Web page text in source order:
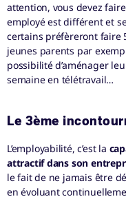
attention, vous devez
employé est différent et
certains préfèreront faire
jeunes parents par
possibilité d’aménager
semaine en télétravail…
Le 3ème
L’employabilité, c’est la
attractif dans son
le fait de ne jamais être
en évoluant